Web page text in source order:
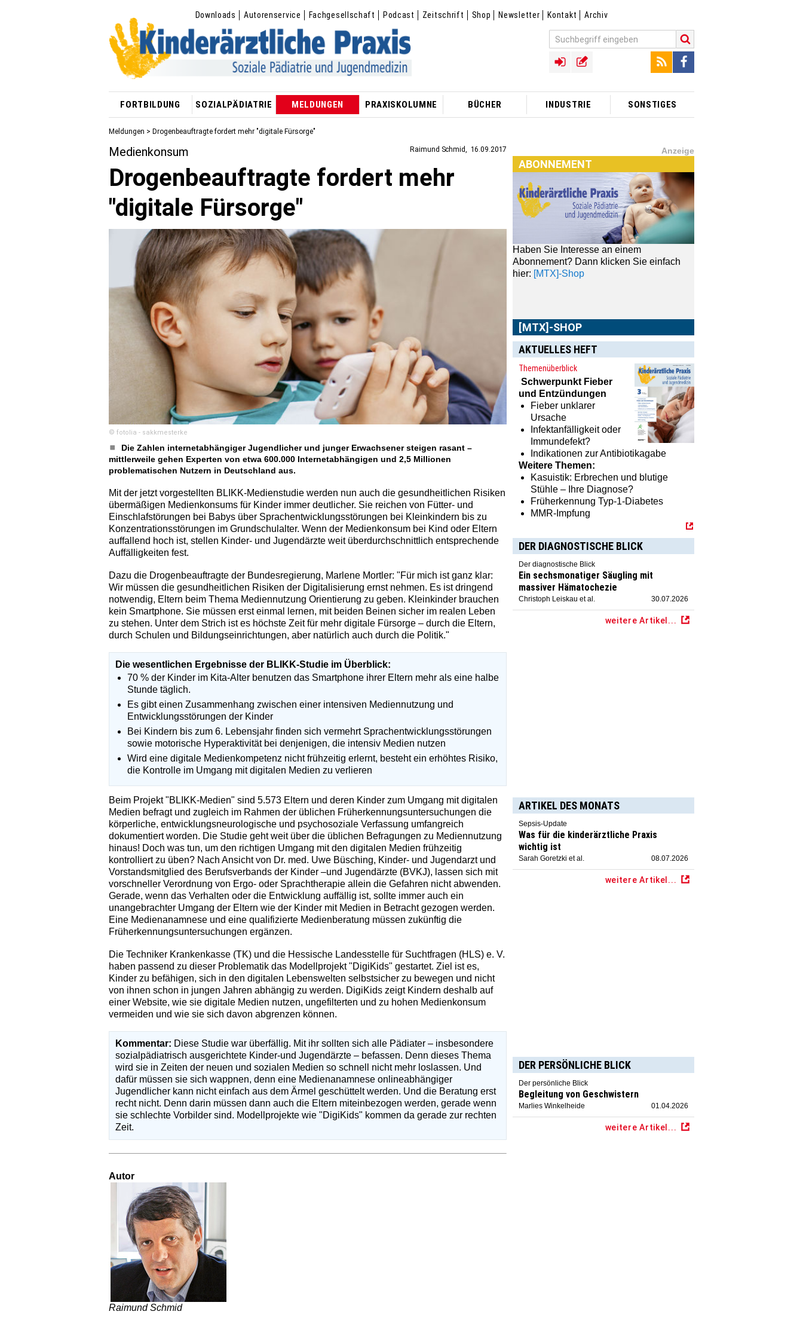
Downloads Autorenservice Fachgesellschaft Podcast Zeitschrift Shop Newsletter Kontakt Archiv
FORTBILDUNG SOZIALPÄDIATRIE MELDUNGEN PRAXISKOLUMNE BÜCHER INDUSTRIE SONSTIGES
Meldungen > Drogenbeauftragte fordert mehr "digitale Fürsorge"
Raimund Schmid 16.09.2017
Medienkonsum
Drogenbeauftragte fordert mehr
"digitale Fürsorge"
© fotolia - sakkmesterke
Die Zahlen internetabhängiger Jugendlicher und junger Erwachsener steigen rasant –
mittlerweile gehen Experten von etwa 600.000 Internetabhängigen und 2,5 Millionen
problematischen Nutzern in Deutschland aus.
Mit der jetzt vorgestellten BLIKK-Medienstudie werden nun auch die gesundheitlichen Risiken
übermäßigen Medienkonsums für Kinder immer deutlicher. Sie reichen von Fütter- und
Einschlafstörungen bei Babys über Sprachentwicklungsstörungen bei Kleinkindern bis zu
Konzentrationsstörungen im Grundschulalter. Wenn der Medienkonsum bei Kind oder Eltern
auffallend hoch ist, stellen Kinder- und Jugendärzte weit überdurchschnittlich entsprechende
Auffälligkeiten fest.
Dazu die Drogenbeauftragte der Bundesregierung, Marlene Mortler: "Für mich ist ganz klar:
Wir müssen die gesundheitlichen Risiken der Digitalisierung ernst nehmen. Es ist dringend
notwendig, Eltern beim Thema Mediennutzung Orientierung zu geben. Kleinkinder brauchen
kein Smartphone. Sie müssen erst einmal lernen, mit beiden Beinen sicher im realen Leben
zu stehen. Unter dem Strich ist es höchste Zeit für mehr digitale Fürsorge – durch die Eltern,
durch Schulen und Bildungseinrichtungen, aber natürlich auch durch die Politik."
Die wesentlichen Ergebnisse der BLIKK-Studie im Überblick:
70 % der Kinder im Kita-Alter benutzen das Smartphone ihrer Eltern mehr als eine halbe
Stunde täglich.
Es gibt einen Zusammenhang zwischen einer intensiven Mediennutzung und
Entwicklungsstörungen der Kinder
Bei Kindern bis zum 6. Lebensjahr finden sich vermehrt Sprachentwicklungsstörungen
sowie motorische Hyperaktivität bei denjenigen, die intensiv Medien nutzen
Wird eine digitale Medienkompetenz nicht frühzeitig erlernt, besteht ein erhöhtes Risiko,
die Kontrolle im Umgang mit digitalen Medien zu verlieren
Beim Projekt "BLIKK‐Medien" sind 5.573 Eltern und deren Kinder zum Umgang mit digitalen
Medien befragt und zugleich im Rahmen der üblichen Früherkennungsuntersuchungen die
körperliche, entwicklungsneurologische und psychosoziale Verfassung umfangreich
dokumentiert worden. Die Studie geht weit über die üblichen Befragungen zu Mediennutzung
hinaus! Doch was tun, um den richtigen Umgang mit den digitalen Medien frühzeitig
kontrolliert zu üben? Nach Ansicht von Dr. med. Uwe Büsching, Kinder- und Jugendarzt und
Vorstandsmitglied des Berufsverbands der Kinder –und Jugendärzte (BVKJ), lassen sich mit
vorschneller Verordnung von Ergo- oder Sprachtherapie allein die Gefahren nicht abwenden.
Gerade, wenn das Verhalten oder die Entwicklung auffällig ist, sollte immer auch ein
unangebrachter Umgang der Eltern wie der Kinder mit Medien in Betracht gezogen werden.
Eine Medienanamnese und eine qualifizierte Medienberatung müssen zukünftig die
Früherkennungsuntersuchungen ergänzen.
Die Techniker Krankenkasse (TK) und die Hessische Landesstelle für Suchtfragen (HLS) e. V.
haben passend zu dieser Problematik das Modellprojekt "DigiKids" gestartet. Ziel ist es,
Kinder zu befähigen, sich in den digitalen Lebenswelten selbstsicher zu bewegen und nicht
von ihnen schon in jungen Jahren abhängig zu werden. DigiKids zeigt Kindern deshalb auf
einer Website, wie sie digitale Medien nutzen, ungefilterten und zu hohen Medienkonsum
vermeiden und wie sie sich davon abgrenzen können.
Kommentar: Diese Studie war überfällig. Mit ihr sollten sich alle Pädiater – insbesondere
sozialpädiatrisch ausgerichtete Kinder-und Jugendärzte – befassen. Denn dieses Thema
wird sie in Zeiten der neuen und sozialen Medien so schnell nicht mehr loslassen. Und
dafür müssen sie sich wappnen, denn eine Medienanamnese onlineabhängiger
Jugendlicher kann nicht einfach aus dem Ärmel geschüttelt werden. Und die Beratung erst
recht nicht. Denn darin müssen dann auch die Eltern miteinbezogen werden, gerade wenn
sie schlechte Vorbilder sind. Modellprojekte wie "DigiKids" kommen da gerade zur rechten
Zeit.
Autor
Raimund Schmid
Anzeige
ABONNEMENT
Haben Sie Interesse an einem
Abonnement? Dann klicken Sie einfach
hier:[MTX]-Shop
Im[MTX]-Shopfinden Sie alle Produkte
aus unserem Verlagsprogramm: Bücher,
Zeitschriften oder Schulungsprogramme
sowie praktische Accessoires.
AKTUELLES HEFT
Themenüberblick
Schwerpunkt Fieber
und Entzündungen
Fieber unklarer
Ursache
Infektanfälligkeit oder
Immundefekt?
Indikationen zur Antibiotikagabe
Weitere Themen:
Kasuistik: Erbrechen und blutige
Stühle – Ihre Diagnose?
Früherkennung Typ-1-Diabetes
MMR-Impfung
DER DIAGNOSTISCHE BLICK
Der diagnostische Blick
Ein sechsmonatiger Säugling mit
massiver Hämatochezie
Christoph Leiskau et al. 30.07.2026
weitere Artikel...
ARTIKEL DES MONATS
Sepsis-Update
Was für die kinderärztliche Praxis
wichtig ist
Sarah Goretzki et al. 08.07.2026
weitere Artikel...
DER PERSÖNLICHE BLICK
Der persönliche Blick
Begleitung von Geschwistern
Marlies Winkelheide 01.04.2026
weitere Artikel...